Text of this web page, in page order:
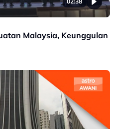
Malaysia, Keunggulan